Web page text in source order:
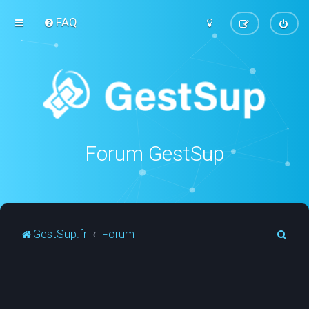
FAQ
Forum GestSup
GestSup.fr Forum